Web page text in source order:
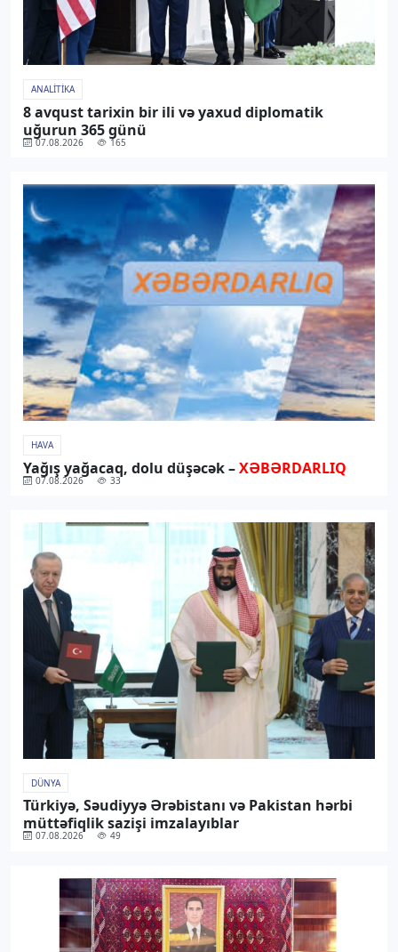
ANALITIKA
8 avqust tarixin bir ili və yaxud diplomatik
uğurun 365 günü
07.08.2026 165
HAVA
Yağış yağacaq, dolu düşəcək –XƏBƏRDARLIQ
07.08.2026 33
DÜNYA
Türkiyə, Səudiyyə Ərəbistanı və Pakistan hərbi
müttəfiqlik sazişi imzalayıblar
07.08.2026 49